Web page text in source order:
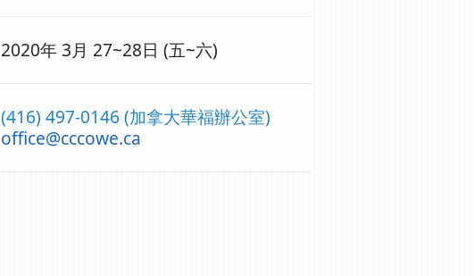
2020年 3月 27~28日 (五~六)
(416) 497-0146 (加拿大華福辦公室)
office@cccowe.ca